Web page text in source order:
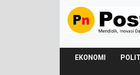
EKONOMI